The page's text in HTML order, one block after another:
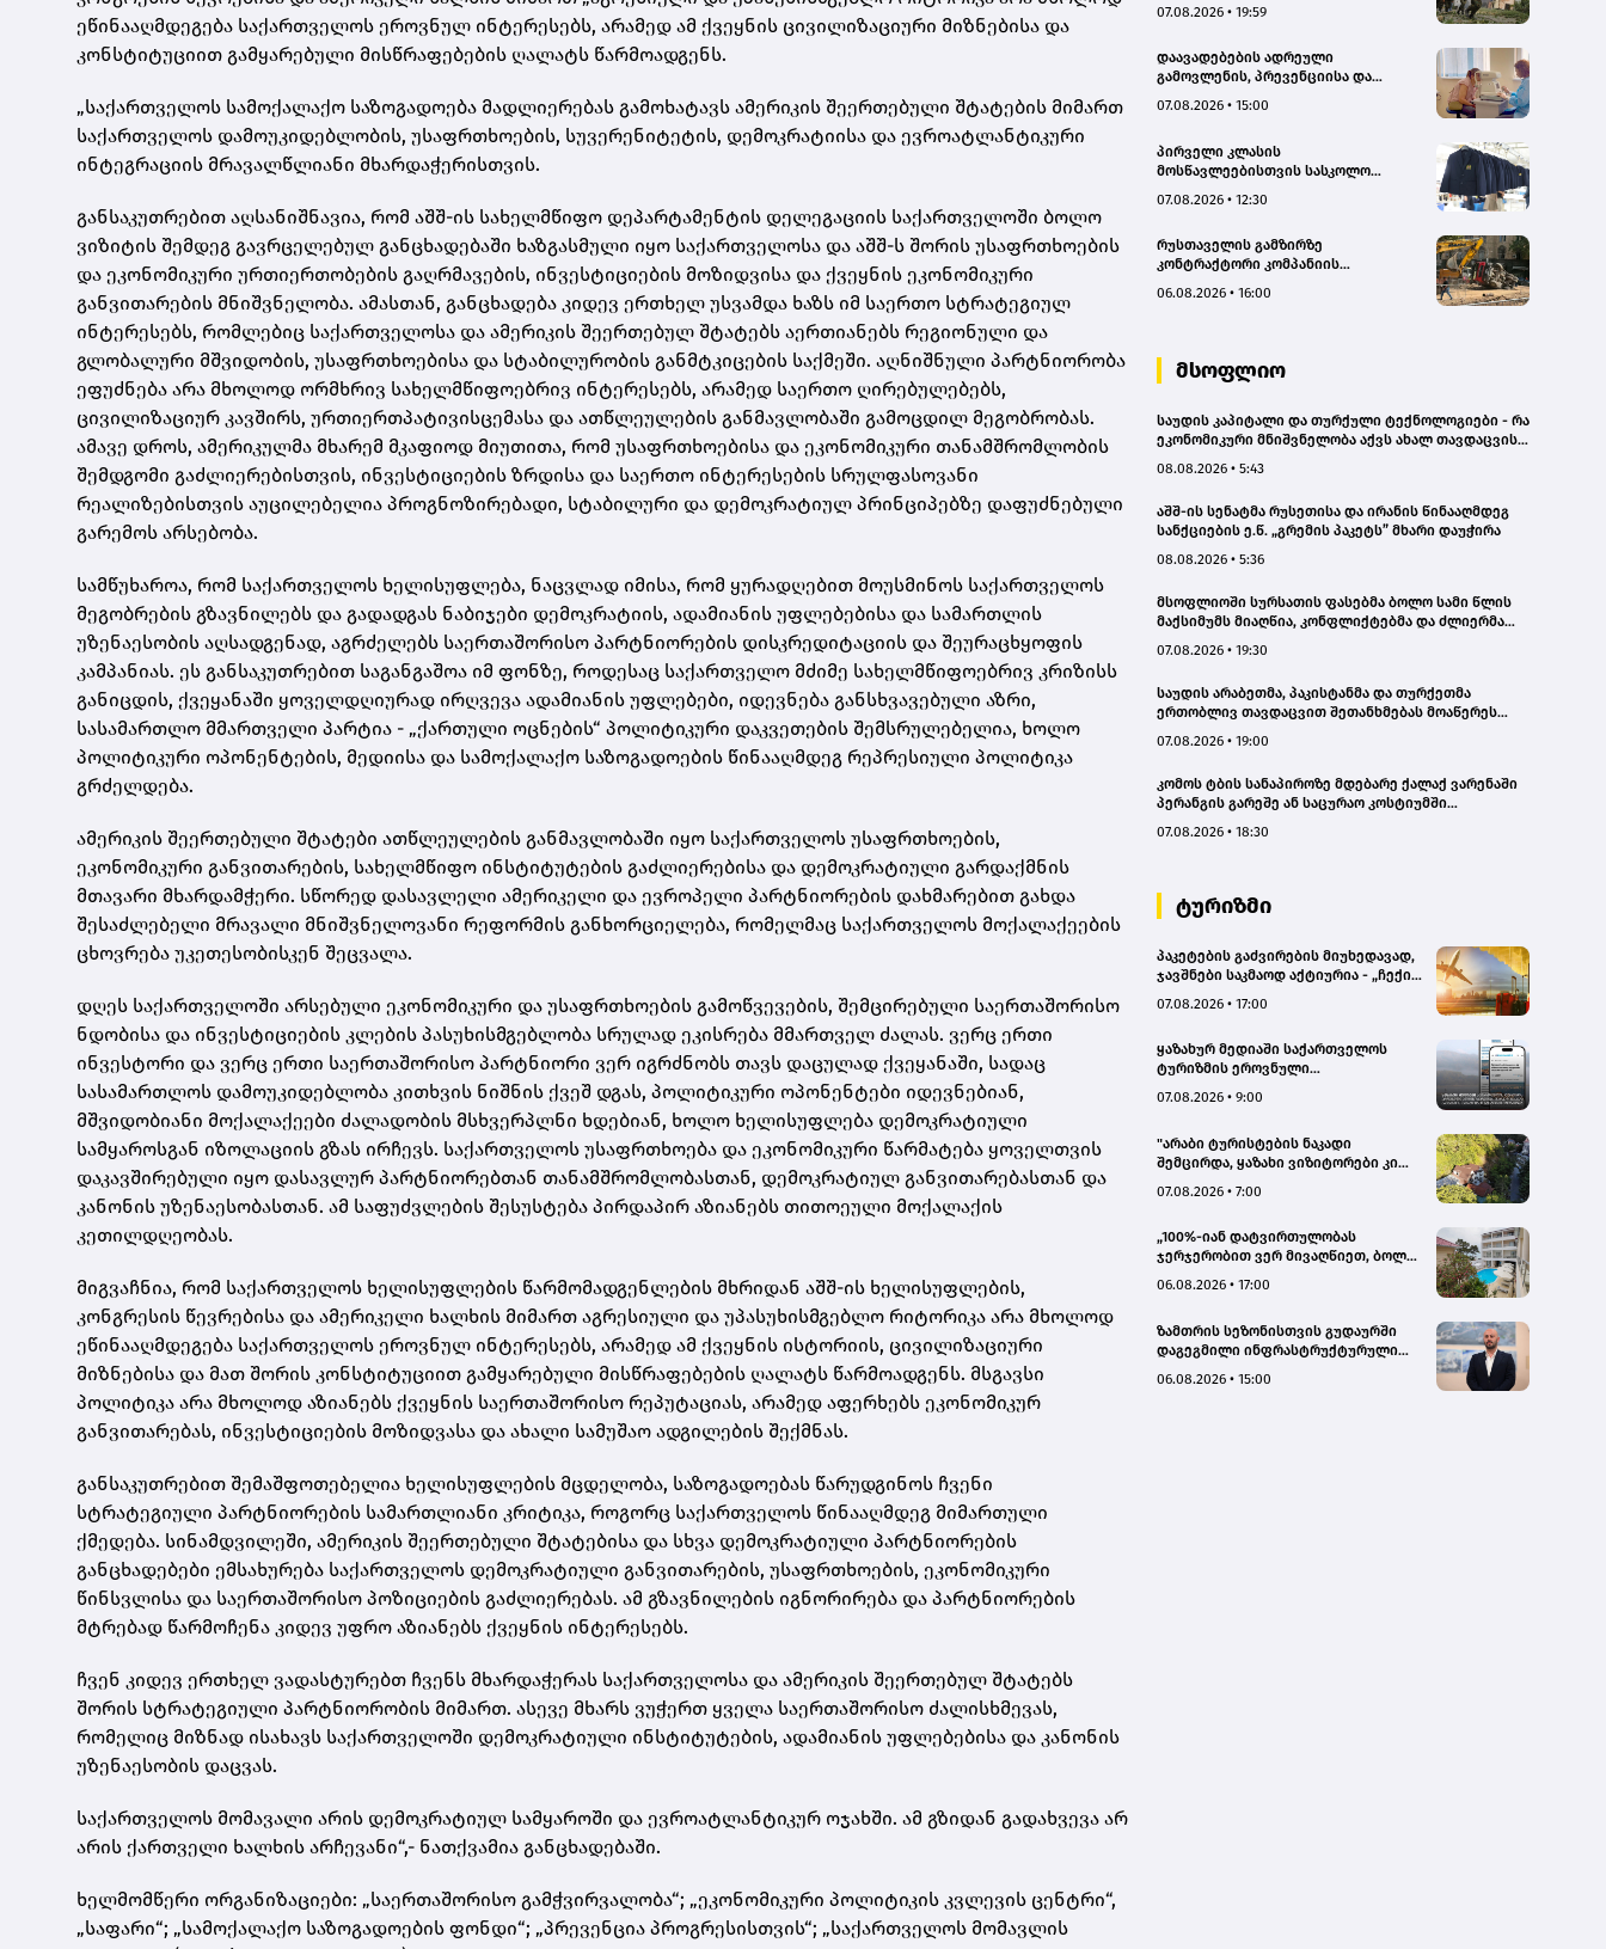
ეწინააღმდეგება საქართველოს ეროვნულ ინტერესებს, არამედ ამ ქვეყნის ცივილიზაციური მიზნებისა და
კონსტიტუციით გამყარებული მისწრაფებების ღალატს წარმოადგენს.
„საქართველოს სამოქალაქო საზოგადოება მადლიერებას გამოხატავს ამერიკის შეერთებული შტატების მიმართ
საქართველოს დამოუკიდებლობის, უსაფრთხოების, სუვერენიტეტის, დემოკრატიისა და ევროატლანტიკური
ინტეგრაციის მრავალწლიანი მხარდაჭერისთვის.
განსაკუთრებით აღსანიშნავია, რომ აშშ-ის სახელმწიფო დეპარტამენტის დელეგაციის საქართველოში ბოლო
ვიზიტის შემდეგ გავრცელებულ განცხადებაში ხაზგასმული იყო საქართველოსა და აშშ-ს შორის უსაფრთხოების
და ეკონომიკური ურთიერთობების გაღრმავების, ინვესტიციების მოზიდვისა და ქვეყნის ეკონომიკური
განვითარების მნიშვნელობა. ამასთან, განცხადება კიდევ ერთხელ უსვამდა ხაზს იმ საერთო სტრატეგიულ
ინტერესებს, რომლებიც საქართველოსა და ამერიკის შეერთებულ შტატებს აერთიანებს რეგიონული და
გლობალური მშვიდობის, უსაფრთხოებისა და სტაბილურობის განმტკიცების საქმეში. აღნიშნული პარტნიორობა
ეფუძნება არა მხოლოდ ორმხრივ სახელმწიფოებრივ ინტერესებს, არამედ საერთო ღირებულებებს,
ცივილიზაციურ კავშირს, ურთიერთპატივისცემასა და ათწლეულების განმავლობაში გამოცდილ მეგობრობას.
ამავე დროს, ამერიკულმა მხარემ მკაფიოდ მიუთითა, რომ უსაფრთხოებისა და ეკონომიკური თანამშრომლობის
შემდგომი გაძლიერებისთვის, ინვესტიციების ზრდისა და საერთო ინტერესების სრულფასოვანი
რეალიზებისთვის აუცილებელია პროგნოზირებადი, სტაბილური და დემოკრატიულ პრინციპებზე დაფუძნებული
გარემოს არსებობა.
სამწუხაროა, რომ საქართველოს ხელისუფლება, ნაცვლად იმისა, რომ ყურადღებით მოუსმინოს საქართველოს
მეგობრების გზავნილებს და გადადგას ნაბიჯები დემოკრატიის, ადამიანის უფლებებისა და სამართლის
უზენაესობის აღსადგენად, აგრძელებს საერთაშორისო პარტნიორების დისკრედიტაციის და შეურაცხყოფის
კამპანიას. ეს განსაკუთრებით საგანგაშოა იმ ფონზე, როდესაც საქართველო მძიმე სახელმწიფოებრივ კრიზისს
განიცდის, ქვეყანაში ყოველდღიურად ირღვევა ადამიანის უფლებები, იდევნება განსხვავებული აზრი,
სასამართლო მმართველი პარტია - „ქართული ოცნების“ პოლიტიკური დაკვეთების შემსრულებელია, ხოლო
პოლიტიკური ოპონენტების, მედიისა და სამოქალაქო საზოგადოების წინააღმდეგ რეპრესიული პოლიტიკა
გრძელდება.
ამერიკის შეერთებული შტატები ათწლეულების განმავლობაში იყო საქართველოს უსაფრთხოების,
ეკონომიკური განვითარების, სახელმწიფო ინსტიტუტების გაძლიერებისა და დემოკრატიული გარდაქმნის
მთავარი მხარდამჭერი. სწორედ დასავლელი ამერიკელი და ევროპელი პარტნიორების დახმარებით გახდა
შესაძლებელი მრავალი მნიშვნელოვანი რეფორმის განხორციელება, რომელმაც საქართველოს მოქალაქეების
ცხოვრება უკეთესობისკენ შეცვალა.
დღეს საქართველოში არსებული ეკონომიკური და უსაფრთხოების გამოწვევების, შემცირებული საერთაშორისო
ნდობისა და ინვესტიციების კლების პასუხისმგებლობა სრულად ეკისრება მმართველ ძალას. ვერც ერთი
ინვესტორი და ვერც ერთი საერთაშორისო პარტნიორი ვერ იგრძნობს თავს დაცულად ქვეყანაში, სადაც
სასამართლოს დამოუკიდებლობა კითხვის ნიშნის ქვეშ დგას, პოლიტიკური ოპონენტები იდევნებიან,
მშვიდობიანი მოქალაქეები ძალადობის მსხვერპლნი ხდებიან, ხოლო ხელისუფლება დემოკრატიული
სამყაროსგან იზოლაციის გზას ირჩევს. საქართველოს უსაფრთხოება და ეკონომიკური წარმატება ყოველთვის
დაკავშირებული იყო დასავლურ პარტნიორებთან თანამშრომლობასთან, დემოკრატიულ განვითარებასთან და
კანონის უზენაესობასთან. ამ საფუძვლების შესუსტება პირდაპირ აზიანებს თითოეული მოქალაქის
კეთილდღეობას.
მიგვაჩნია, რომ საქართველოს ხელისუფლების წარმომადგენლების მხრიდან აშშ-ის ხელისუფლების,
კონგრესის წევრებისა და ამერიკელი ხალხის მიმართ აგრესიული და უპასუხისმგებლო რიტორიკა არა მხოლოდ
ეწინააღმდეგება საქართველოს ეროვნულ ინტერესებს, არამედ ამ ქვეყნის ისტორიის, ცივილიზაციური
მიზნებისა და მათ შორის კონსტიტუციით გამყარებული მისწრაფებების ღალატს წარმოადგენს. მსგავსი
პოლიტიკა არა მხოლოდ აზიანებს ქვეყნის საერთაშორისო რეპუტაციას, არამედ აფერხებს ეკონომიკურ
განვითარებას, ინვესტიციების მოზიდვასა და ახალი სამუშაო ადგილების შექმნას.
განსაკუთრებით შემაშფოთებელია ხელისუფლების მცდელობა, საზოგადოებას წარუდგინოს ჩვენი
სტრატეგიული პარტნიორების სამართლიანი კრიტიკა, როგორც საქართველოს წინააღმდეგ მიმართული
ქმედება. სინამდვილეში, ამერიკის შეერთებული შტატებისა და სხვა დემოკრატიული პარტნიორების
განცხადებები ემსახურება საქართველოს დემოკრატიული განვითარების, უსაფრთხოების, ეკონომიკური
წინსვლისა და საერთაშორისო პოზიციების გაძლიერებას. ამ გზავნილების იგნორირება და პარტნიორების
მტრებად წარმოჩენა კიდევ უფრო აზიანებს ქვეყნის ინტერესებს.
ჩვენ კიდევ ერთხელ ვადასტურებთ ჩვენს მხარდაჭერას საქართველოსა და ამერიკის შეერთებულ შტატებს
შორის სტრატეგიული პარტნიორობის მიმართ. ასევე მხარს ვუჭერთ ყველა საერთაშორისო ძალისხმევას,
რომელიც მიზნად ისახავს საქართველოში დემოკრატიული ინსტიტუტების, ადამიანის უფლებებისა და კანონის
უზენაესობის დაცვას.
საქართველოს მომავალი არის დემოკრატიულ სამყაროში და ევროატლანტიკურ ოჯახში. ამ გზიდან გადახვევა არ
არის ქართველი ხალხის არჩევანი“,- ნათქვამია განცხადებაში.
ხელმომწერი ორგანიზაციები: „საერთაშორისო გამჭვირვალობა“; „ეკონომიკური პოლიტიკის კვლევის ცენტრი“,
„საფარი“; „სამოქალაქო საზოგადოების ფონდი“; „პრევენცია პროგრესისთვის“; „საქართველოს მომავლის
07.08.2026 • 19:59
დაავადებების ადრეული
გამოვლენის, პრევენციისა და
მომსახურებაზე ხელმისაწვდომობის
დედოფლისწყაროში, სამედიცინო
სკრინინგი გაიმართა – ჯანდაცვის
სამინისტრო
07.08.2026 • 15:00
პირველი კლასის
მოსწავლეებისთვის სასკოლო
სექტემბრის პერიოდში
07.08.2026 • 12:30
რუსთაველის გამზირზე
კონტრაქტორი კომპანიის
ახლოს იმოძრავა, რამაც ნიადაგის
ავტომანქანა - თვითმცლელში
იმყოფებოდა მცირეწლოვანი ბავშვი
06.08.2026 • 16:00
მსოფლიო
საუდის კაპიტალი და თურქული ტექნოლოგიები - რა
ეკონომიკური მნიშვნელობა აქვს ახალ თავდაცვის
08.08.2026 • 5:43
აშშ-ის სენატმა რუსეთისა და ირანის წინააღმდეგ
სანქციების ე.წ. „გრემის პაკეტს” მხარი დაუჭირა
08.08.2026 • 5:36
მსოფლიოში სურსათის ფასებმა ბოლო სამი წლის
მაქსიმუმს მიაღწია, კონფლიქტებმა და ძლიერმა
„გარდიანი“
07.08.2026 • 19:30
საუდის არაბეთმა, პაკისტანმა და თურქეთმა
ერთობლივ თავდაცვით შეთანხმებას მოაწერეს
07.08.2026 • 19:00
კომოს ტბის სანაპიროზე მდებარე ქალაქ ვარენაში
პერანგის გარეშე ან საცურაო კოსტიუმში
მოუწევთ
07.08.2026 • 18:30
ტურიზმი
პაკეტების გაძვირების მიუხედავად,
ჯავშნები საკმაოდ აქტიურია - „ჩექინ
07.08.2026 • 17:00
ყაზახურ მედიაში საქართველოს
ტურიზმის ეროვნული
კამპანიის ფარგლებში სტატიები
07.08.2026 • 9:00
"არაბი ტურისტების ნაკადი
შემცირდა, ყაზახი ვიზიტორები კი
Hotel
07.08.2026 • 7:00
„100%-იან დატვირთულობას
ჯერჯერობით ვერ მივაღწიეთ, ბოლო
გაუქმდა“ - Kobuleti Beach Club
06.08.2026 • 17:00
ზამთრის სეზონისთვის გუდაურში
დაგეგმილი ინფრასტრუქტურული
გუდაურის ტურისტული
06.08.2026 • 15:00